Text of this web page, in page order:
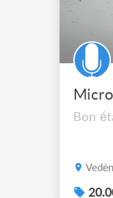
Bon